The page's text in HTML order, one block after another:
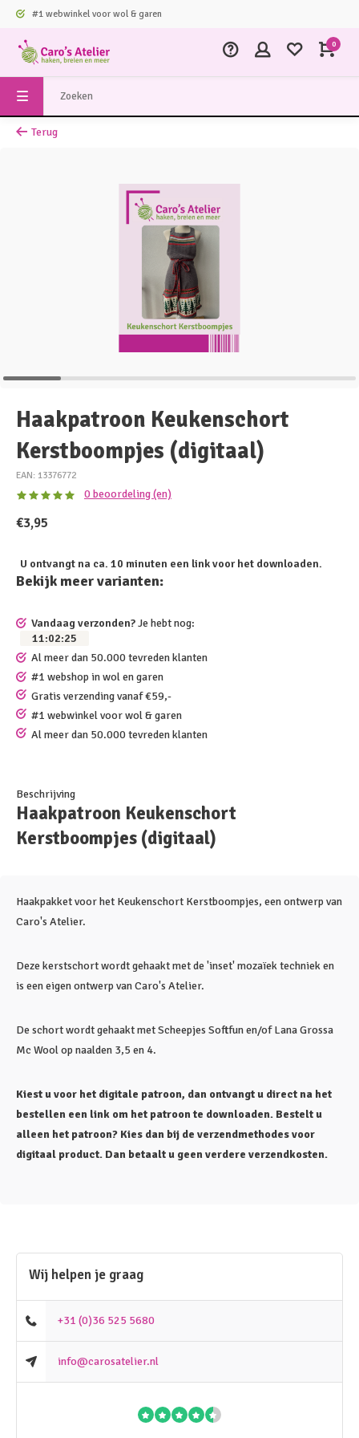
#1 webwinkel voor wol & garen
0
Terug
Haakpatroon Keukenschort
Kerstboompjes (digitaal)
EAN: 13376772
0 beoordeling (en)
€3,95
U ontvangt na ca. 10 minuten een link voor het downloaden.
Bekijk meer varianten:
Vandaag verzonden?Je hebt nog:
11:02:25
Al meer dan 50.000 tevreden klanten
#1 webshop in wol en garen
Gratis verzending vanaf €59,-
#1 webwinkel voor wol & garen
Al meer dan 50.000 tevreden klanten
Beschrijving
Haakpatroon Keukenschort
Kerstboompjes (digitaal)
Haakpakket voor het Keukenschort Kerstboompjes, een ontwerp van
Caro's Atelier.
Deze kerstschort wordt gehaakt met de 'inset' mozaïek techniek en
is een eigen ontwerp van Caro's Atelier.
De schort wordt gehaakt met Scheepjes Softfun en/of Lana Grossa
Mc Wool op naalden 3,5 en 4.
Kiest u voor het digitale patroon, dan ontvangt u direct na het
bestellen een link om het patroon te downloaden. Bestelt u
alleen het patroon? Kies dan bij de verzendmethodes voor
digitaal product. Dan betaalt u geen verdere verzendkosten.
Wij helpen je graag
+31 (0)36 525 5680
info@carosatelier.nl